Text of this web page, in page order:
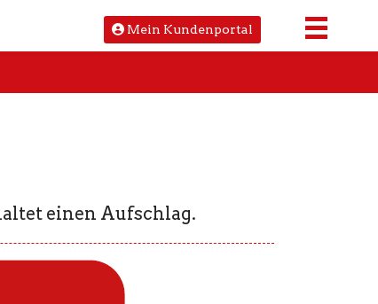
Mein Kundenportal
einen Aufschlag.